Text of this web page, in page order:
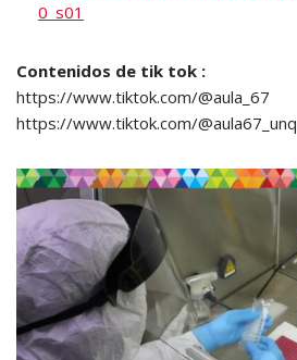
0_s01
Contenidos de tik tok :
https://www.tiktok.com/@aula_67
https://www.tiktok.com/@aula67_unq